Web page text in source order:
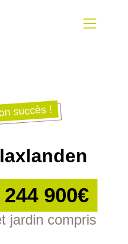
succès !
244 900€
jardin compris